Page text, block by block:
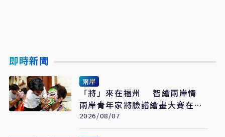
即時新聞
兩岸
「將」來在福州 智繪兩岸情
兩岸青年家將臉譜繪畫大賽在福
州開幕
2026/08/07